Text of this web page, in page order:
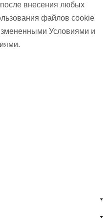
внесения любых
файлов cookie
Условиями и